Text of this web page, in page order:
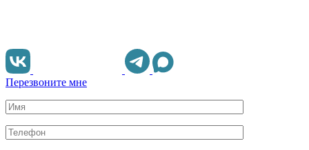
Перезвоните мне